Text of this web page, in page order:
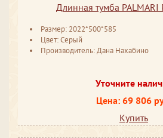
Длинная тумба
Размер: 2022*500*585
Цвет: Серый
Производитель: Дана Нахабино
Уточните
Цена: 69 806
Купить